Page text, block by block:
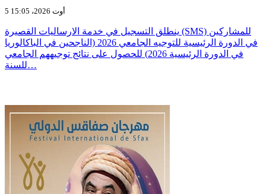
5 أوت 2026، 15:05
ينطلق التسجيل في خدمة الارساليات القصيرة (SMS) للمشاركين
في الدورة الرئيسية للتوجيه الجامعي 2026 (الناجحين في الباكالوريا
في الدورة الرئيسية 2026) للحصول على نتائج توجيههم الجامعي
للسنة…